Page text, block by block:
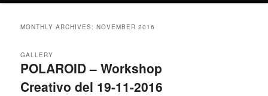
MONTHLY ARCHIVES:NOVEMBER 2016
POLAROID – Workshop
Creativo del 19-11-2016
GALLERY